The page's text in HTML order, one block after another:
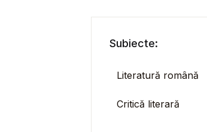
Subiecte:
Literatură română
Critică literară